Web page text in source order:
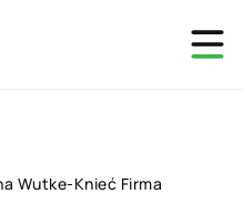
Wutke-Knieć Firma